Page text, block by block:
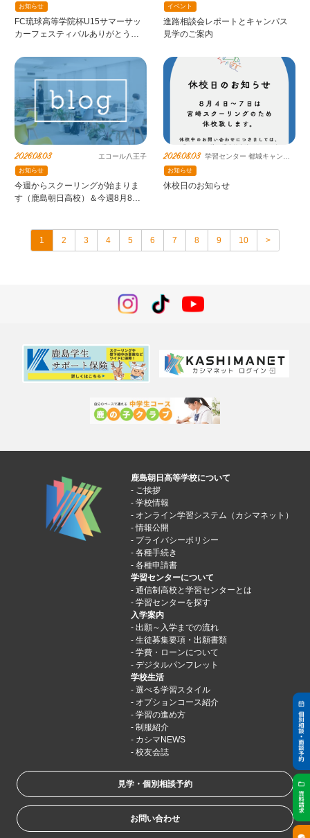
お知らせ
FC琉球高等学院杯U15サマーサッ
カーフェスティバルありがとうご
イベント
進路相談会レポートとキャンパス
見学のご案内
2026.08.03 エコール八王子
お知らせ
今週からスクーリングが始まりま
す（鹿島朝日高校）＆今週8月8
2026.08.03
学習センター 都城キャンパ
お知らせ
休校日のお知らせ
1 2 3 4 5 6 7 8 9 10 >
鹿島朝日高等学校について
ご挨拶
学校情報
オンライン学習システム（カシマネット）
情報公開
プライバシーポリシー
各種手続き
各種申請書
学習センターについて
通信制高校と学習センターとは
学習センターを探す
入学案内
出願～入学までの流れ
生徒募集要項・出願書類
学費・ローンについて
デジタルパンフレット
学校生活
選べる学習スタイル
オプションコース紹介
学習の進め方
制服紹介
カシマNEWS
校友会誌
見学・個別相談予約
お問い合わせ